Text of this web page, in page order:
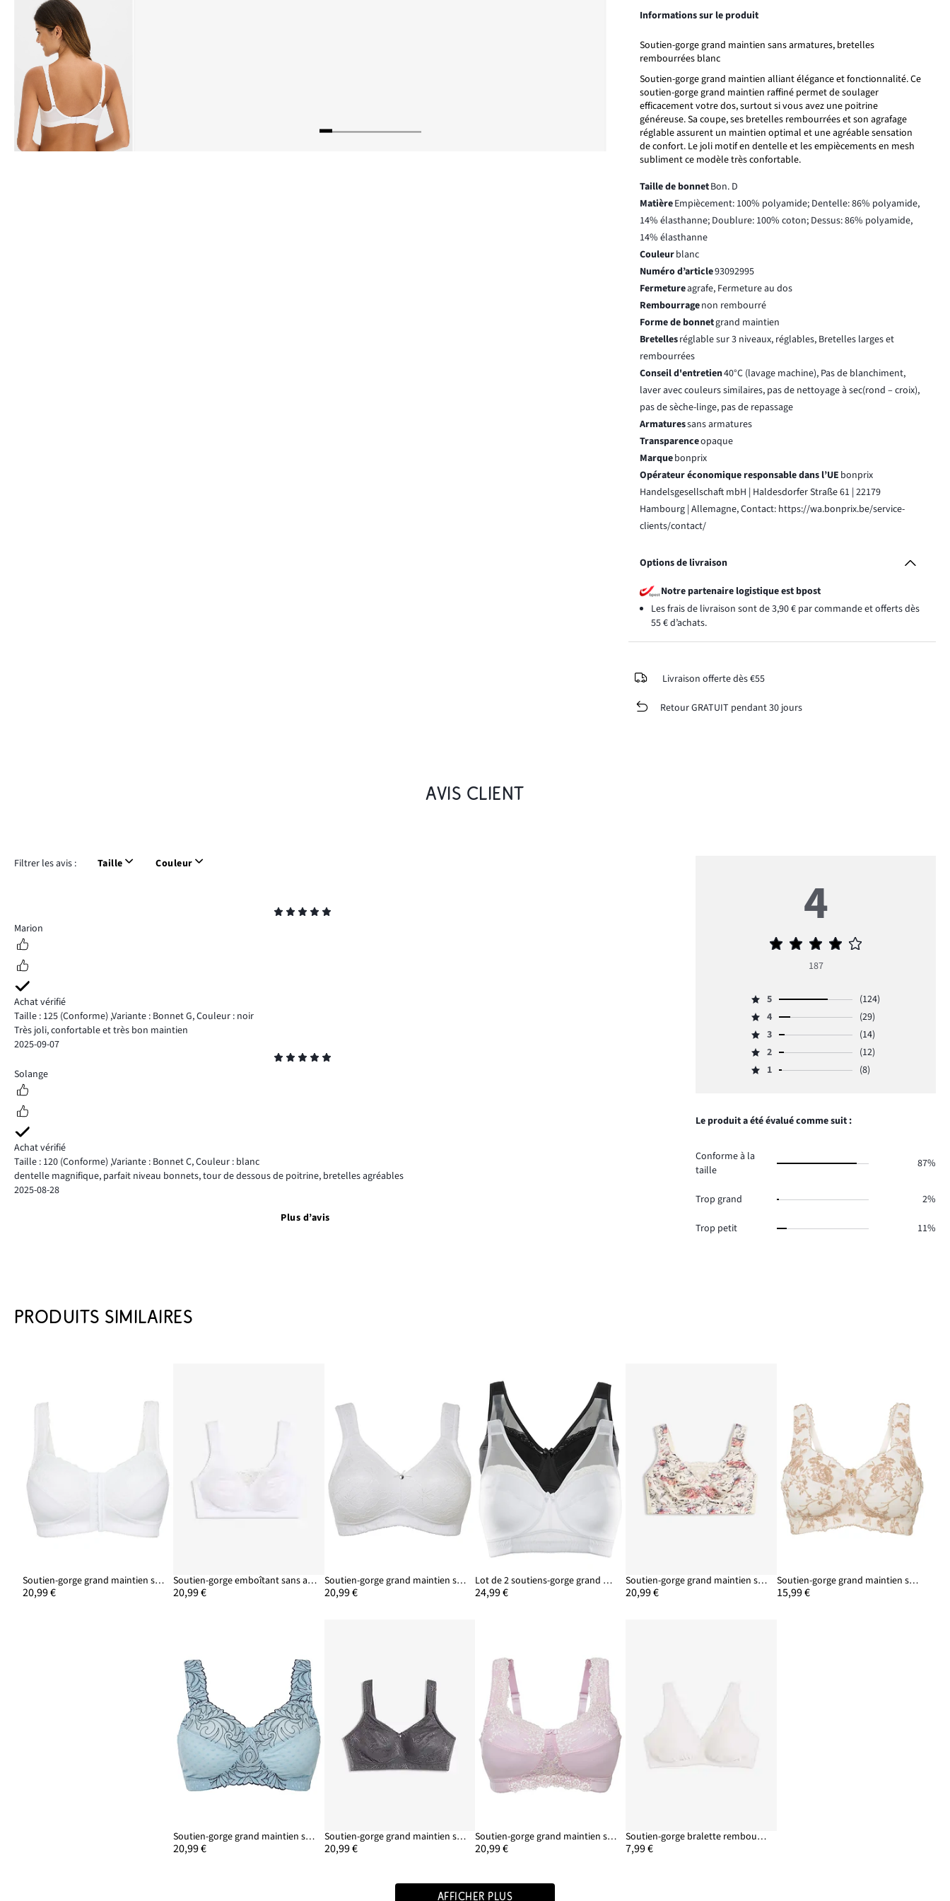
Informations sur le produit
Soutien-gorge grand maintien sans armatures, bretelles
rembourrées blanc
Soutien-gorge grand maintien alliant élégance et fonctionnalité. Ce
soutien-gorge grand maintien raffiné permet de soulager
efficacement votre dos, surtout si vous avez une poitrine
généreuse. Sa coupe, ses bretelles rembourrées et son agrafage
réglable assurent un maintien optimal et une agréable sensation
de confort. Le joli motif en dentelle et les empiècements en mesh
subliment ce modèle très confortable.
Taille de bonnetBon. D
MatièreEmpiècement: 100% polyamide; Dentelle: 86% polyamide,
14% élasthanne; Doublure: 100% coton; Dessus: 86% polyamide,
14% élasthanne
Couleurblanc
Numéro d’article93092995
Fermetureagrafe, Fermeture au dos
Rembourragenon rembourré
Forme de bonnetgrand maintien
Bretellesréglable sur 3 niveaux, réglables, Bretelles larges et
rembourrées
Conseil d'entretien40°C (lavage machine), Pas de blanchiment,
laver avec couleurs similaires, pas de nettoyage à sec(rond – croix),
pas de sèche-linge, pas de repassage
Armaturessans armatures
Transparenceopaque
Marquebonprix
Opérateur économique responsable dans l’UE bonprix
Handelsgesellschaft mbH | Haldesdorfer Straße 61 | 22179
Hambourg | Allemagne, Contact: https://wa.bonprix.be/service-
clients/contact/
Options de livraison
Notre partenaire logistique est bpost
Les frais de livraison sont de 3,90 € par commande et offerts dès
55 € d’achats.
Livraison offerte dès €55
Retour GRATUIT pendant 30 jours
AVIS CLIENT
Filtrer les avis : Taille Couleur
5
Marion
Achat vérifié
Taille : 125 (Conforme) ,Variante : Bonnet G,Couleur : noir
Très joli, confortable et très bon maintien
2025-09-07
5
Solange
Achat vérifié
Taille : 120 (Conforme) ,Variante : Bonnet C,Couleur : blanc
dentelle magnifique, parfait niveau bonnets, tour de dessous de poitrine, bretelles agréables
2025-08-28
Plus d’avis
4
Note
4
187
Note
5,
nombre
de
124.
5
(124)
Note
4,
nombre
de
4
(29)
Note
3,
nombre
3
(14)
Note
2,
votes
12.
2
(12)
Note
de
1 (8)
Le produit a été évalué comme suit :
Conforme à la
taille
87%
Trop grand 2%
Trop petit 11%
PRODUITS SIMILAIRES
Soutien-gorge grand maintien sans armatures, fermeture devant
20,99 €
Soutien-gorge emboîtant sans armatures avec bretelles rembourrées
20,99 €
Soutien-gorge grand maintien sans armatures, bretelles rembourrées
20,99 €
Lot de 2 soutiens-gorge grand maintien sans armatures, bretelles rembourrées
24,99 €
Soutien-gorge grand maintien sans armatures, bretelles rembourrées
20,99 €
Soutien-gorge grand maintien sans armatures, bretelles rembourrées
15,99 €
Soutien-gorge grand maintien sans armatures avec bretelles rembourrées
20,99 €
Soutien-gorge grand maintien sans armatures avec bretelles rembourrées
20,99 €
Soutien-gorge grand maintien sans armatures avec bretelles rembourrées
20,99 €
Soutien-gorge bralette rembourré en coton côtelé, sans armatures
7,99 €
AFFICHER PLUS